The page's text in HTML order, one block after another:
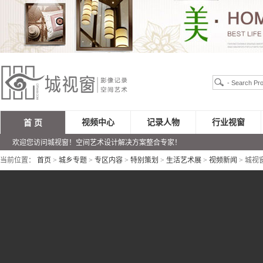
首 页
欢迎您访问城视窗！空间艺术设计解决方案整合专家！
视频中心 记录人物 行业视窗
当前位置： 首页 > 城乡专题 > 专区内容 > 特别策划 > 生活艺术展 > 视频新闻 > 城视